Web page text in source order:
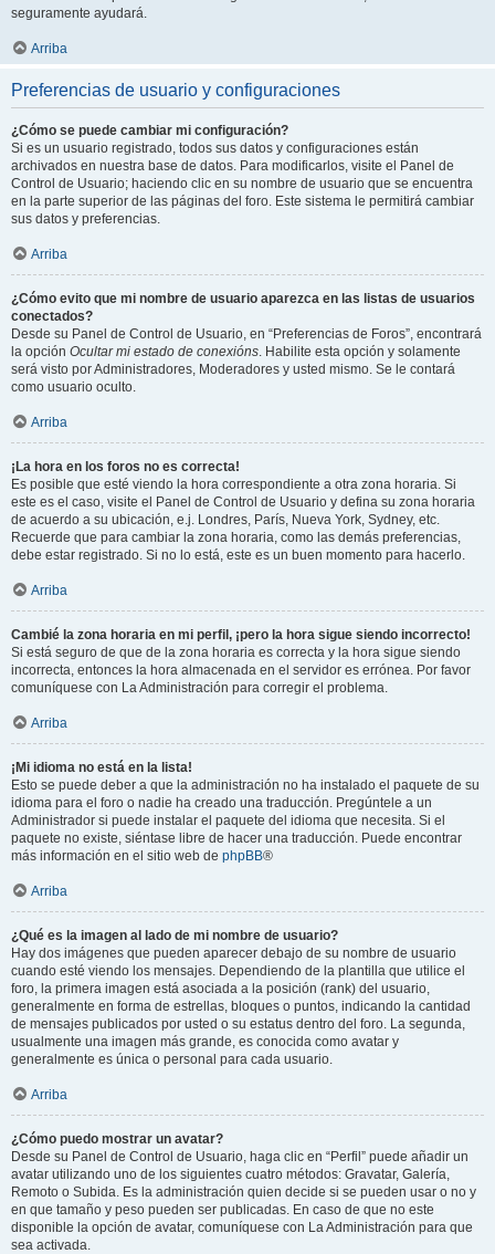
seguramente ayudará.
Arriba
Preferencias de usuario y configuraciones
¿Cómo se puede cambiar mi configuración?
Si es un usuario registrado, todos sus datos y configuraciones están
archivados en nuestra base de datos. Para modificarlos, visite el Panel de
Control de Usuario; haciendo clic en su nombre de usuario que se encuentra
en la parte superior de las páginas del foro. Este sistema le permitirá cambiar
sus datos y preferencias.
Arriba
¿Cómo evito que mi nombre de usuario aparezca en las listas de usuarios
conectados?
Desde su Panel de Control de Usuario, en “Preferencias de Foros”, encontrará
la opción Ocultar mi estado de conexións. Habilite esta opción y solamente
será visto por Administradores, Moderadores y usted mismo. Se le contará
como usuario oculto.
Arriba
¡La hora en los foros no es correcta!
Es posible que esté viendo la hora correspondiente a otra zona horaria. Si
este es el caso, visite el Panel de Control de Usuario y defina su zona horaria
de acuerdo a su ubicación, e.j. Londres, París, Nueva York, Sydney, etc.
Recuerde que para cambiar la zona horaria, como las demás preferencias,
debe estar registrado. Si no lo está, este es un buen momento para hacerlo.
Arriba
Cambié la zona horaria en mi perfil, ¡pero la hora sigue siendo incorrecto!
Si está seguro de que de la zona horaria es correcta y la hora sigue siendo
incorrecta, entonces la hora almacenada en el servidor es errónea. Por favor
comuníquese con La Administración para corregir el problema.
Arriba
¡Mi idioma no está en la lista!
Esto se puede deber a que la administración no ha instalado el paquete de su
idioma para el foro o nadie ha creado una traducción. Pregúntele a un
Administrador si puede instalar el paquete del idioma que necesita. Si el
paquete no existe, siéntase libre de hacer una traducción. Puede encontrar
más información en el sitio web de phpBB®
Arriba
¿Qué es la imagen al lado de mi nombre de usuario?
Hay dos imágenes que pueden aparecer debajo de su nombre de usuario
cuando esté viendo los mensajes. Dependiendo de la plantilla que utilice el
foro, la primera imagen está asociada a la posición (rank) del usuario,
generalmente en forma de estrellas, bloques o puntos, indicando la cantidad
de mensajes publicados por usted o su estatus dentro del foro. La segunda,
usualmente una imagen más grande, es conocida como avatar y
generalmente es única o personal para cada usuario.
Arriba
¿Cómo puedo mostrar un avatar?
Desde su Panel de Control de Usuario, haga clic en “Perfil” puede añadir un
avatar utilizando uno de los siguientes cuatro métodos: Gravatar, Galería,
Remoto o Subida. Es la administración quien decide si se pueden usar o no y
en que tamaño y peso pueden ser publicadas. En caso de que no este
disponible la opción de avatar, comuníquese con La Administración para que
sea activada.